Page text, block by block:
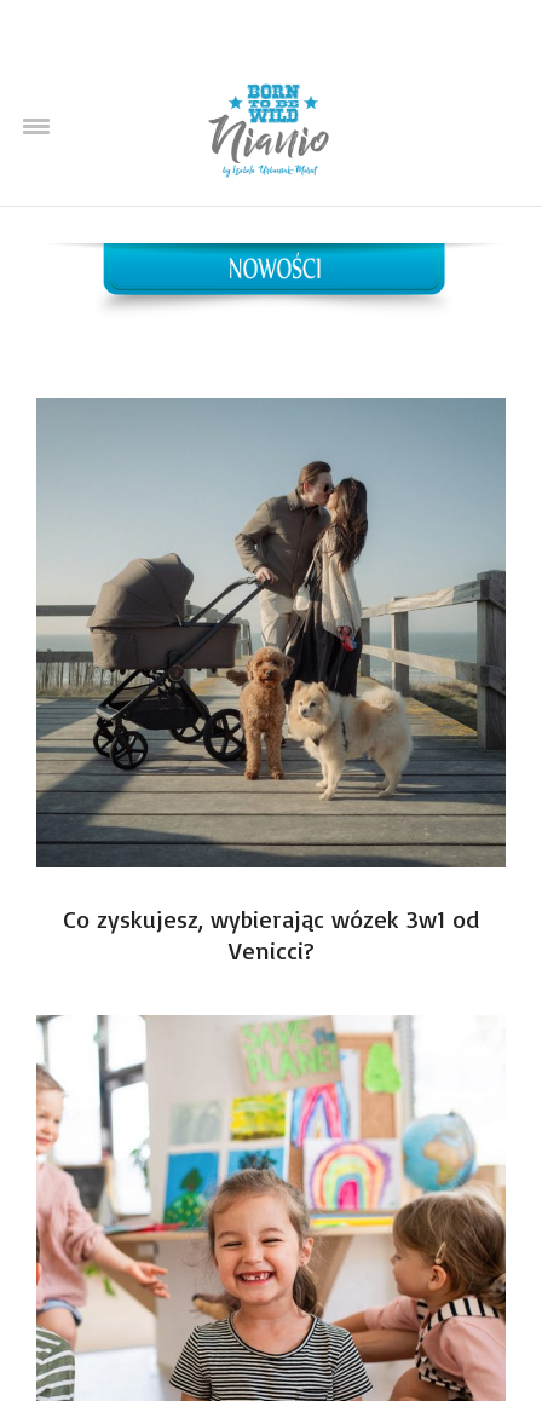
Co zyskujesz, wybierając wózek 3w1 od
Venicci?